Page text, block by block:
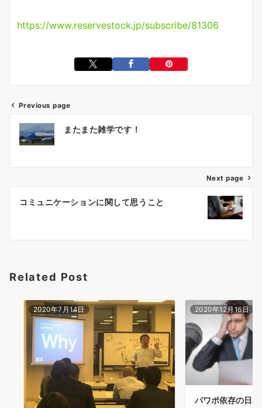
https://www.reservestock.jp/subscribe/81306
ン
Previous page
またまた雑学です！
Next page
コミュニケーションに関して思うこと
Related Post
2020年7月14日 2020年12月16日
パワポ依存の日